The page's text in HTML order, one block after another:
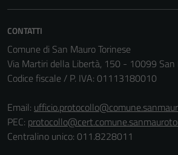
CONTATTI
Comune di San Mauro Torinese
Via Martiri della Libertà, 150 - 10099 San
Codice fiscale / P. IVA: 01113180010
Email:
PEC:
Centralino unico: 011.8228011